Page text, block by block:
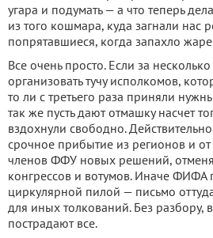
угара и подумать — а что теперь
из того кошмара, куда загнали нас
попрятавшиеся, когда запахло
Все очень просто. Если за
организовать тучу исполкомов,
то ли с третьего раза приняли
так же пусть дают отмашку насчет
вздохнули свободно.
срочное прибытие из регионов и
членов ФФУ новых решений,
конгрессов и вотумов. Иначе ФИФА
циркулярной пилой — письмо
для иных толкований. Без разбору,
пострадают все.